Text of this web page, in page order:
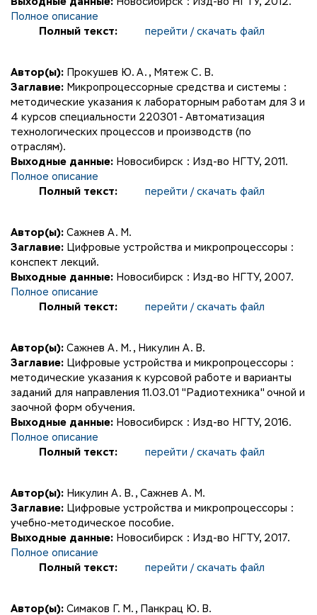
Полное описание
Полный текст:
перейти / скачать файл
Автор(ы): Прокушев Ю. А. , Мятеж С. В.
Заглавие: Микропроцессорные средства и системы :
методические указания к лабораторным работам для 3 и
4 курсов специальности 220301 - Автоматизация
технологических процессов и производств (по
отраслям).
Выходные данные: Новосибирск : Изд-во НГТУ, 2011.
Полное описание
Полный текст:
перейти / скачать файл
Автор(ы): Сажнев А. М.
Заглавие: Цифровые устройства и микропроцессоры :
конспект лекций.
Выходные данные: Новосибирск : Изд-во НГТУ, 2007.
Полное описание
Полный текст:
перейти / скачать файл
Автор(ы): Сажнев А. М. , Никулин А. В.
Заглавие: Цифровые устройства и микропроцессоры :
методические указания к курсовой работе и варианты
заданий для направления 11.03.01 "Радиотехника" очной и
заочной форм обучения.
Выходные данные: Новосибирск : Изд-во НГТУ, 2016.
Полное описание
Полный текст:
перейти / скачать файл
Автор(ы): Никулин А. В. , Сажнев А. М.
Заглавие: Цифровые устройства и микропроцессоры :
учебно-методическое пособие.
Выходные данные: Новосибирск : Изд-во НГТУ, 2017.
Полное описание
Полный текст:
перейти / скачать файл
Автор(ы): Симаков Г. М. , Панкрац Ю. В.